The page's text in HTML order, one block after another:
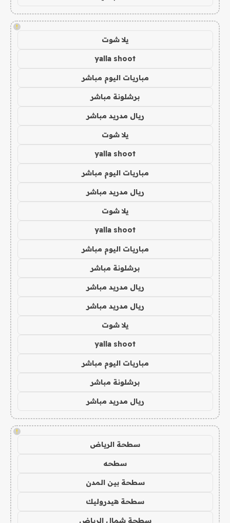
!
يلا شوت
yalla shoot
مباريات اليوم مباشر
برشلونة مباشر
ريال مدريد مباشر
يلا شوت
yalla shoot
مباريات اليوم مباشر
ريال مدريد مباشر
يلا شوت
yalla shoot
مباريات اليوم مباشر
برشلونة مباشر
ريال مدريد مباشر
ريال مدريد مباشر
يلا شوت
yalla shoot
مباريات اليوم مباشر
برشلونة مباشر
ريال مدريد مباشر
!
سطحة الرياض
سطحه
سطحة بين المدن
سطحة هيدروليك
سطحة شمال الرياض